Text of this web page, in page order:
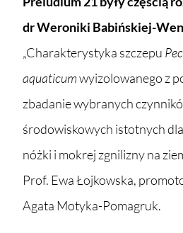
dr Weroniki Babińskiej-
„Charakterystyka szczepu
aquaticumwyizolowanego z
zbadanie wybranych
środowiskowych istotnych
nóżki i mokrej zgnilizny na
Prof. Ewa Łojkowska,
Agata Motyka-Pomagruk.